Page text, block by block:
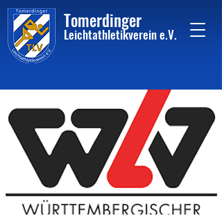
Tomerdinger
Leichtathletikvereine.V.